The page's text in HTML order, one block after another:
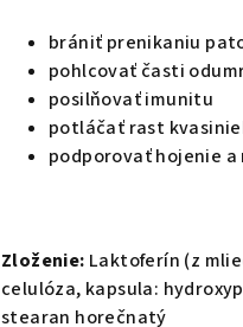
brániť prenikaniu
pohlcovať časti
posilňovať imunitu
potláčať rast
podporovať hojenie
Zloženie: Laktoferín (z
celulóza, kapsula:
stearan horečnatý